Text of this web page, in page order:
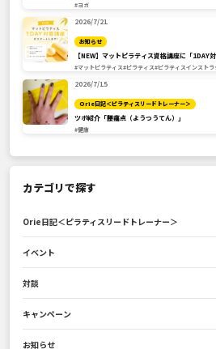
#ヨガ
2026/7/21
お知らせ
【NEW】マットピラティス資格講座に「1DAY
#マットピラティス#ピラティス#ピラティスインストラ
2026/7/15
Orie日記＜ピラティスリードトレーナー＞
ツボ紹介「腰痛点（ようつうてん）」
#健康
カテゴリで探す
Orie日記＜ピラティスリードトレーナー＞
イベント
対談
キャンペーン
お知らせ